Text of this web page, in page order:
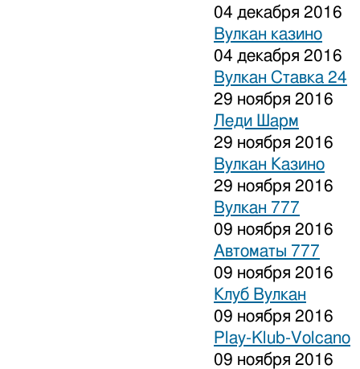
04 декабря 2016
Вулкан казино
04 декабря 2016
Вулкан Ставка 24
29 ноября 2016
Леди Шарм
29 ноября 2016
Вулкан Казино
29 ноября 2016
Вулкан 777
09 ноября 2016
Автоматы 777
09 ноября 2016
Клуб Вулкан
09 ноября 2016
Play-Klub-Volcano
09 ноября 2016